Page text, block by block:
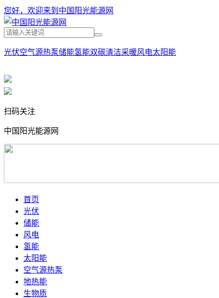
您好，欢迎来到中国阳光能源网
光伏空气源热泵储能氢能双碳清洁采暖风电太阳能
扫码关注
中国阳光能源网
首页
光伏
储能
风电
氢能
太阳能
空气源热泵
地热能
生物质